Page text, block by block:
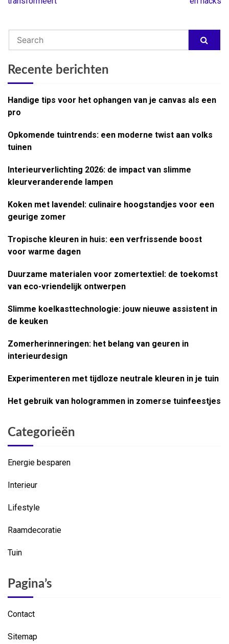
Recente berichten
Handige tips voor het ophangen van je canvas als een
pro
Opkomende tuintrends: een moderne twist aan volks
tuinen
Interieurverlichting 2026: de impact van slimme
kleurveranderende lampen
Koken met lavendel: culinaire hoogstandjes voor een
geurige zomer
Tropische kleuren in huis: een verfrissende boost
voor warme dagen
Duurzame materialen voor zomertextiel: de toekomst
van eco-vriendelijk ontwerpen
Slimme koelkasttechnologie: jouw nieuwe assistent in
de keuken
Zomerherinneringen: het belang van geuren in
interieurdesign
Experimenteren met tijdloze neutrale kleuren in je tuin
Het gebruik van hologrammen in zomerse tuinfeestjes
Categorieën
Energie besparen
Interieur
Lifestyle
Raamdecoratie
Tuin
Pagina’s
Contact
Sitemap